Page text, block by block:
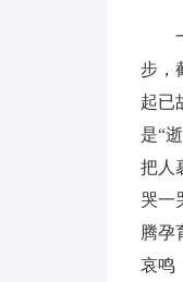
步，
起已
是“
把人
哭一
腾孕
哀鸣